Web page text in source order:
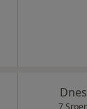
Dnes